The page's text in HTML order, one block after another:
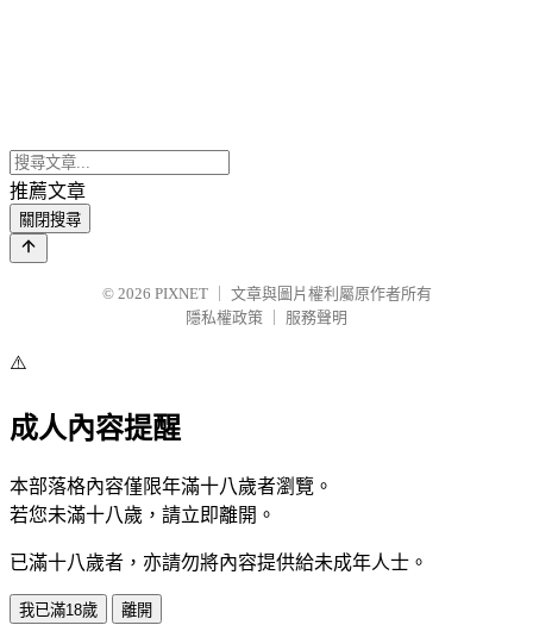
推薦文章
關閉搜尋
© 2026 PIXNET
文章與圖片權利屬原作者所有
隱私權政策
服務聲明
⚠️
成人內容提醒
本部落格內容僅限年滿十八歲者瀏覽。
若您未滿十八歲，請立即離開。
已滿十八歲者，亦請勿將內容提供給未成年人士。
我已滿18歲 離開